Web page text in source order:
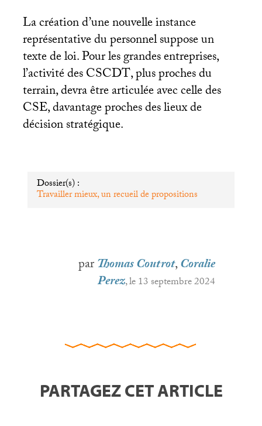
La création d’une nouvelle instance
représentative du personnel suppose un
texte de loi. Pour les grandes entreprises,
l’activité desCSCDT, plus proches du
terrain, devra être articulée avec celle des
CSE, davantage proches des lieux de
décision stratégique.
Dossier(s) :
Travailler mieux, un recueil de propositions
parThomas Coutrot,Coralie
Perez, le 13 septembre 2024
PARTAGEZ CET ARTICLE